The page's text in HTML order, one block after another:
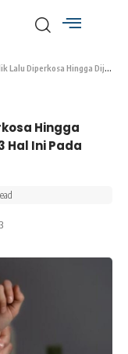
Dijual Kepada 20 Lelaki, Ajarkan 3 Hal Ini Pada Anak
Hingga
Hal Ini Pada